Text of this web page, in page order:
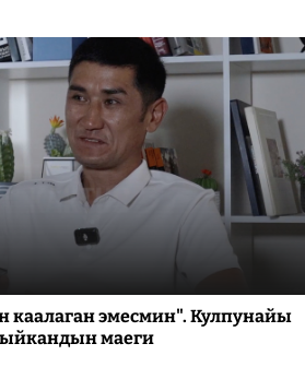
каалаган эмесмин". Кулпунайы
маеги